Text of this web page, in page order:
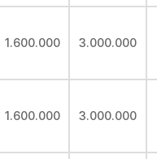
1.600.000 3.000.000
1.600.000 3.000.000